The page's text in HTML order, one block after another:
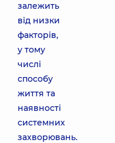
залежить
від низки
факторів,
у тому
числі
способу
життя та
наявності
системних
захворювань.